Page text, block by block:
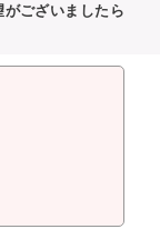
ございましたら